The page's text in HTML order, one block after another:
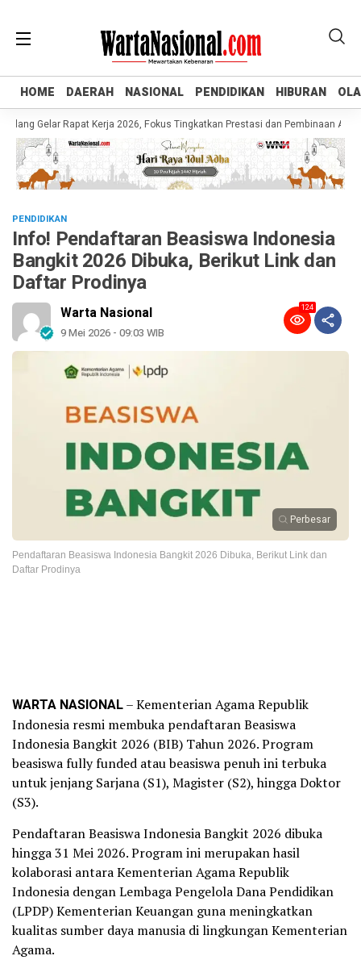
HOME DAERAH NASIONAL PENDIDIKAN HIBURAN
HOME DAERAH NASIONAL PENDIDIKAN HIBURAN
Gelar Rapat Kerja 2026, Fokus Tingkatkan Prestasi dan Pembinaan Atlet
PENDIDIKAN
Info! Pendaftaran Beasiswa Indonesia
Bangkit 2026 Dibuka, Berikut Link dan
Daftar Prodinya
Warta Nasional
9 Mei 2026 - 09:03 WIB
124
Perbesar
Pendaftaran Beasiswa Indonesia Bangkit 2026 Dibuka, Berikut Link dan
Daftar Prodinya
WARTA NASIONAL– Kementerian Agama Republik
Indonesia resmi membuka pendaftaran Beasiswa
Indonesia Bangkit 2026 (BIB) Tahun 2026. Program
beasiswa fully funded atau beasiswa penuh ini terbuka
untuk jenjang Sarjana (S1), Magister (S2), hingga Doktor
(S3).
Pendaftaran Beasiswa Indonesia Bangkit 2026 dibuka
hingga 31 Mei 2026. Program ini merupakan hasil
kolaborasi antara Kementerian Agama Republik
Indonesia dengan Lembaga Pengelola Dana Pendidikan
(LPDP) Kementerian Keuangan guna meningkatkan
kualitas sumber daya manusia di lingkungan Kementerian
Agama.